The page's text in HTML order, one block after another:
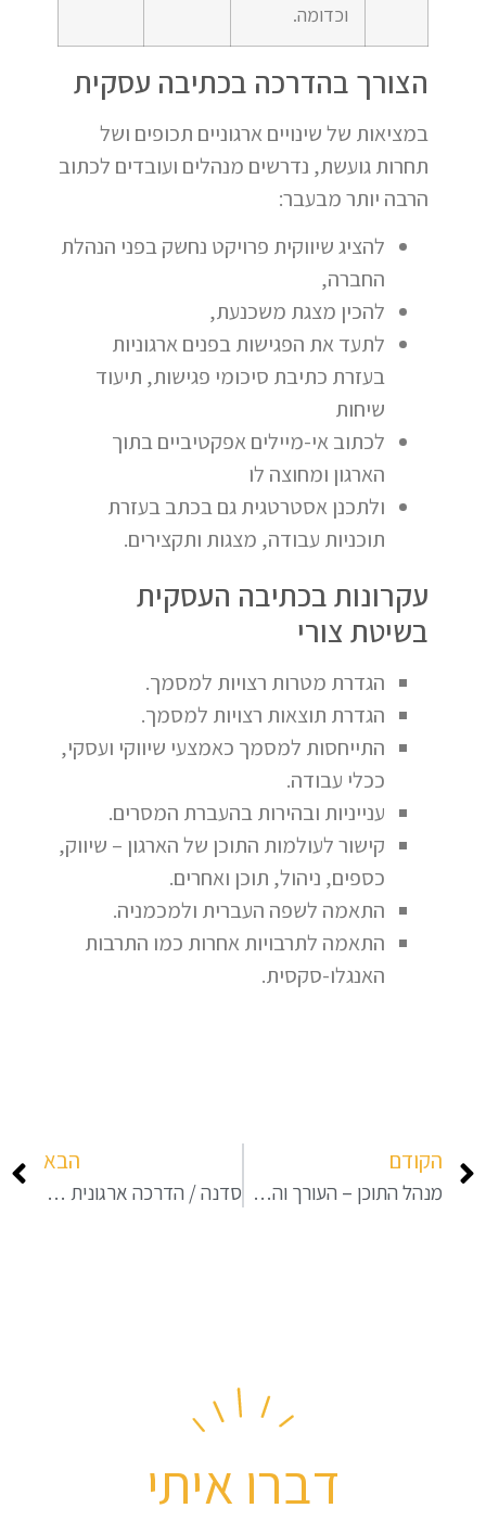
וכדומה.
הצורך בהדרכה בכתיבה עסקית
במציאות של שינויים ארגוניים תכופים ושל
תחרות גועשת, נדרשים מנהלים ועובדים לכתוב
הרבה יותר מבעבר:
להציג שיווקית פרויקט נחשק בפני הנהלת
החברה,
להכין מצגת משכנעת,
לתעד את הפגישות בפנים ארגוניות
בעזרת כתיבת סיכומי פגישות, תיעוד
שיחות
לכתוב אי-מיילים אפקטיביים בתוך
הארגון ומחוצה לו
ולתכנן אסטרטגית גם בכתב בעזרת
תוכניות עבודה, מצגות ותקצירים.
עקרונות בכתיבה העסקית
בשיטת צורי
הגדרת מטרות רצויות למסמך.
הגדרת תוצאות רצויות למסמך.
התייחסות למסמך כאמצעי שיווקי ועסקי,
ככלי עבודה.
ענייניות ובהירות בהעברת המסרים.
קישור לעולמות התוכן של הארגון – שיווק,
כספים, ניהול, תוכן ואחרים.
התאמה לשפה העברית ולמכמניה.
התאמה לתרבויות אחרות כמו התרבות
האנגלו-סקסית.
הקודם
מנהל התוכן – העורך והממיר
הבא
סדנה / הדרכה ארגונית בכתיבה מקצועית (למנהלים / עובדים)
דברו איתי